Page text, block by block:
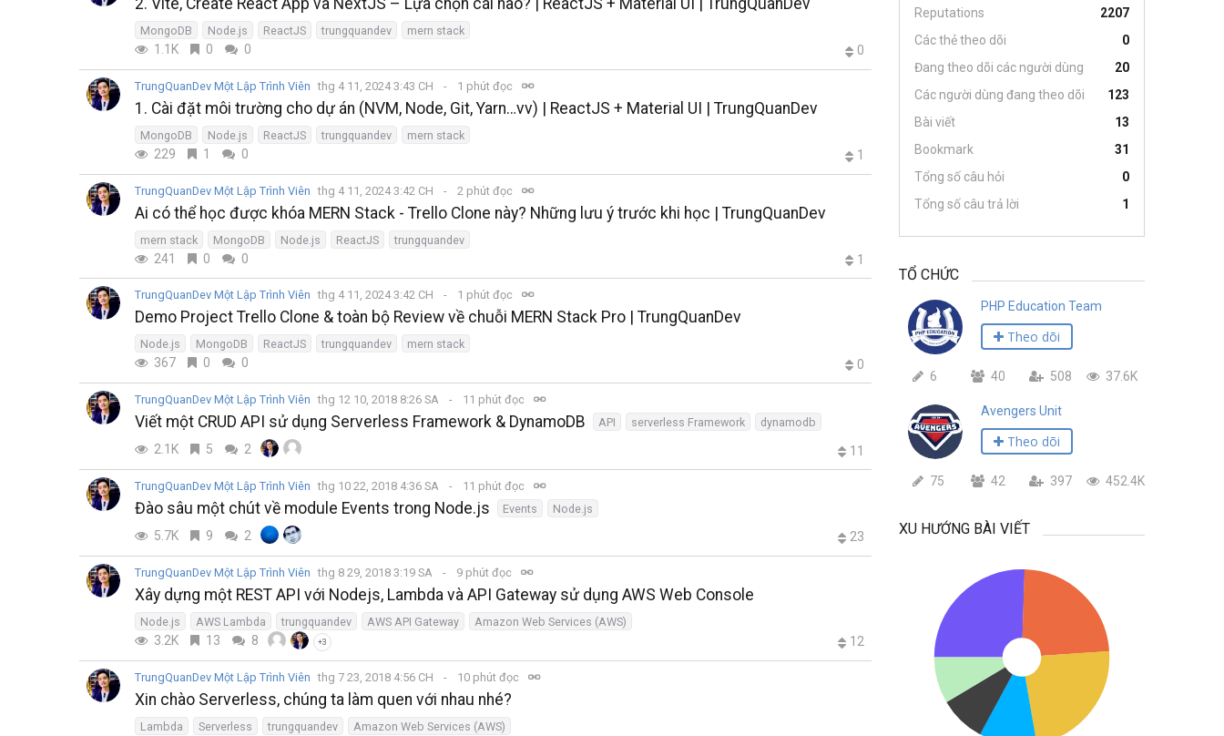
2. Vite, Create React App và NextJS – Lựa chọn cái nào? | ReactJS + Material UI | TrungQuanDev
MongoDB Node.js ReactJS trungquandev mern stack
1.1K 0 0 0
TrungQuanDev Một Lập Trình Viên thg 4 11, 2024 3:43 CH 1 phút đọc
1. Cài đặt môi trường cho dự án (NVM, Node, Git, Yarn…vv) | ReactJS + Material UI | TrungQuanDev
MongoDB Node.js ReactJS trungquandev mern stack
229 1 0 1
TrungQuanDev Một Lập Trình Viên thg 4 11, 2024 3:42 CH 2 phút đọc
Ai có thể học được khóa MERN Stack - Trello Clone này? Những lưu ý trước khi học | TrungQuanDev
mern stack MongoDB Node.js ReactJS trungquandev
241 0 0 1
TrungQuanDev Một Lập Trình Viên thg 4 11, 2024 3:42 CH 1 phút đọc
Demo Project Trello Clone & toàn bộ Review về chuỗi MERN Stack Pro | TrungQuanDev
Node.js MongoDB ReactJS trungquandev mern stack
367 0 0 0
TrungQuanDev Một Lập Trình Viên thg 12 10, 2018 8:26 SA 11 phút đọc
Viết một CRUD API sử dụng Serverless Framework & DynamoDB API serverless Framework dynamodb
2.1K 5 2 11
TrungQuanDev Một Lập Trình Viên thg 10 22, 2018 4:36 SA 11 phút đọc
Đào sâu một chút về module Events trong Node.js Events Node.js
5.7K 9 2 23
TrungQuanDev Một Lập Trình Viên thg 8 29, 2018 3:19 SA 9 phút đọc
Xây dựng một REST API với Nodejs, Lambda và API Gateway sử dụng AWS Web Console
Node.js AWS Lambda trungquandev AWS API Gateway Amazon Web Services (AWS)
3.2K 13 8 +3 12
TrungQuanDev Một Lập Trình Viên thg 7 23, 2018 4:56 CH 10 phút đọc
Xin chào Serverless, chúng ta làm quen với nhau nhé?
Lambda Serverless trungquandev Amazon Web Services (AWS)
Reputations
2207
Các thẻ theo dõi
0
Đang theo dõi các người dùng
20
Các người dùng đang theo dõi
123
Bài viết
13
Bookmark
31
Tổng số câu hỏi
0
Tổng số câu trả lời
1
TỔ CHỨC
PHP Education Team
Theo dõi
6 40 508 37.6K
Avengers Unit
Theo dõi
75 42 397 452.4K
XU HƯỚNG BÀI VIẾT